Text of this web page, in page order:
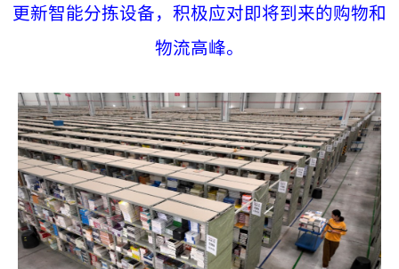
更新智能分拣设备，积极应对即将到来的购物和
物流高峰。